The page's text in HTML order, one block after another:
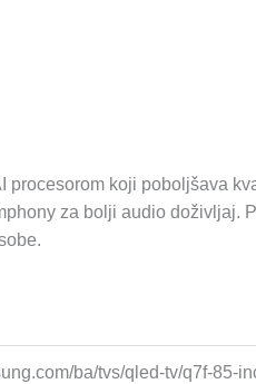
koji poboljšava
za bolji audio
ba/tvs/qled-tv/q7f-85-